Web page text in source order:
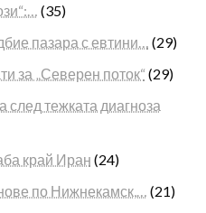
(35)
пазара с евтини… (29)
за „Северен поток“ (29)
тежката диагноза
край Иран (24)
по Нижнекамск,… (21)